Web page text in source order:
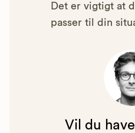
Det er vigtigt at
passer til din
Vil du